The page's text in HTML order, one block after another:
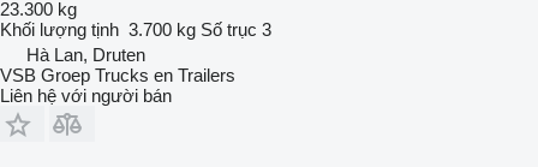
23.300 kg
Khối lượng tịnh 3.700 kg Số trục 3
Hà Lan, Druten
VSB Groep Trucks en Trailers
Liên hệ với người bán